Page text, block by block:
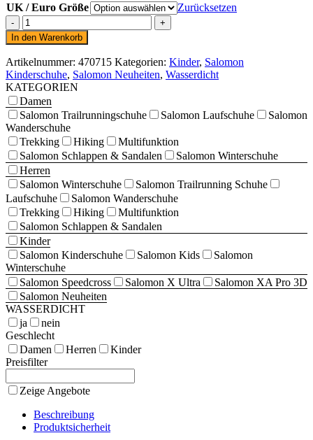
UK / Euro Größe
Zurücksetzen
Salomon
X
Raise
MID
GORE
TEX
junior
hellgrau
/
rosa
Menge
In den Warenkorb
Artikelnummer: 470715 Kategorien: Kinder, Salomon
Kinderschuhe, Salomon Neuheiten, Wasserdicht
KATEGORIEN
Damen
Salomon Trailrunningschuhe
Salomon Laufschuhe
Salomon
Wanderschuhe
Trekking
Hiking
Multifunktion
Salomon Schlappen & Sandalen
Salomon Winterschuhe
Herren
Salomon Winterschuhe
Salomon Trailrunning Schuhe
Laufschuhe
Salomon Wanderschuhe
Trekking
Hiking
Multifunktion
Salomon Schlappen & Sandalen
Kinder
Salomon Kinderschuhe
Salomon Kids
Salomon
Winterschuhe
Salomon Speedcross
Salomon X Ultra
Salomon XA Pro 3D
Salomon Neuheiten
WASSERDICHT
ja
nein
Geschlecht
Damen
Herren
Kinder
Preisfilter
Zeige Angebote
Beschreibung
Produktsicherheit